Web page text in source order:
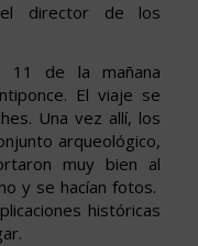
el director de los
11 de la mañana
El viaje se
Una vez allí, los
arqueológico,
muy bien al
y se hacían fotos.
históricas